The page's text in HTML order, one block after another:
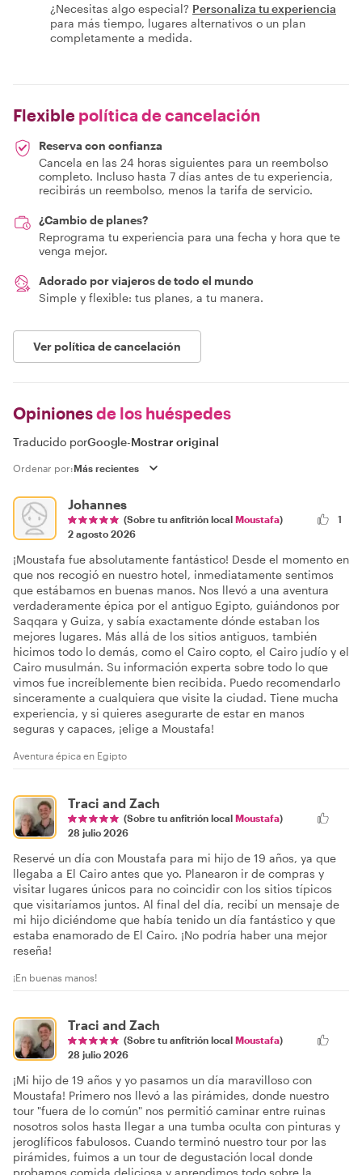
¿Necesitas algo especial? Personaliza tu experiencia
para más tiempo, lugares alternativos o un plan
completamente a medida.
Flexible política de cancelación
Reserva con confianza
Cancela en las 24 horas siguientes para un reembolso
completo. Incluso hasta 7 días antes de tu experiencia,
recibirás un reembolso, menos la tarifa de servicio.
¿Cambio de planes?
Reprograma tu experiencia para una fecha y hora que te
venga mejor.
Adorado por viajeros de todo el mundo
Simple y flexible: tus planes, a tu manera.
Ver política de cancelación
Opinionesde los huéspedes
Traducido porGoogle-Mostrar original
Ordenar por:
Johannes
(Sobre tu anfitrión local Moustafa)
2 agosto 2026
1
¡Moustafa fue absolutamente fantástico! Desde el momento en
que nos recogió en nuestro hotel, inmediatamente sentimos
que estábamos en buenas manos. Nos llevó a una aventura
verdaderamente épica por el antiguo Egipto, guiándonos por
Saqqara y Guiza, y sabía exactamente dónde estaban los
mejores lugares. Más allá de los sitios antiguos, también
hicimos todo lo demás, como el Cairo copto, el Cairo judío y el
Cairo musulmán. Su información experta sobre todo lo que
vimos fue increíblemente bien recibida. Puedo recomendarlo
sinceramente a cualquiera que visite la ciudad. Tiene mucha
experiencia, y si quieres asegurarte de estar en manos
seguras y capaces, ¡elige a Moustafa!
Aventura épica en Egipto
Traci and Zach
(Sobre tu anfitrión local Moustafa)
28 julio 2026
Reservé un día con Moustafa para mi hijo de 19 años, ya que
llegaba a El Cairo antes que yo. Planearon ir de compras y
visitar lugares únicos para no coincidir con los sitios típicos
que visitaríamos juntos. Al final del día, recibí un mensaje de
mi hijo diciéndome que había tenido un día fantástico y que
estaba enamorado de El Cairo. ¡No podría haber una mejor
reseña!
¡En buenas manos!
Traci and Zach
(Sobre tu anfitrión local Moustafa)
28 julio 2026
¡Mi hijo de 19 años y yo pasamos un día maravilloso con
Moustafa! Primero nos llevó a las pirámides, donde nuestro
tour "fuera de lo común" nos permitió caminar entre ruinas
nosotros solos hasta llegar a una tumba oculta con pinturas y
jeroglíficos fabulosos. Cuando terminó nuestro tour por las
pirámides, fuimos a un tour de degustación local donde
probamos comida deliciosa y aprendimos todo sobre la